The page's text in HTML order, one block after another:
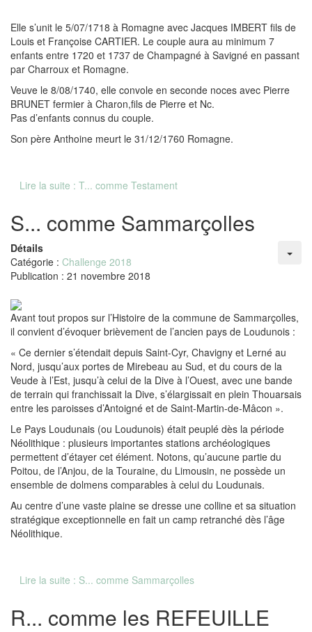
Elle s’unit le 5/07/1718 à Romagne avec Jacques IMBERT fils de
Louis et Françoise CARTIER. Le couple aura au minimum 7
enfants entre 1720 et 1737 de Champagné à Savigné en passant
par Charroux et Romagne.
Veuve le 8/08/1740, elle convole en seconde noces avec Pierre
BRUNET fermier à Charon,fils de Pierre et Nc.
Pas d’enfants connus du couple.
Son père Anthoine meurt le 31/12/1760 Romagne.
Lire la suite : T... comme Testament
S... comme Sammarçolles
Détails
Catégorie : Challenge 2018
Publication : 21 novembre 2018
Avant tout propos sur l’Histoire de la commune de Sammarçolles,
il convient d’évoquer brièvement de l’ancien pays de Loudunois :
« Ce dernier s’étendait depuis Saint-Cyr, Chavigny et Lerné au
Nord, jusqu’aux portes de Mirebeau au Sud, et du cours de la
Veude à l’Est, jusqu’à celui de la Dive à l’Ouest, avec une bande
de terrain qui franchissait la Dive, s’élargissait en plein Thouarsais
entre les paroisses d’Antoigné et de Saint-Martin-de-Mâcon ».
Le Pays Loudunais (ou Loudunois) était peuplé dès la période
Néolithique : plusieurs importantes stations archéologiques
permettent d’étayer cet élément. Notons, qu’aucune partie du
Poitou, de l’Anjou, de la Touraine, du Limousin, ne possède un
ensemble de dolmens comparables à celui du Loudunais.
Au centre d’une vaste plaine se dresse une colline et sa situation
stratégique exceptionnelle en fait un camp retranché dès l’âge
Néolithique.
Lire la suite : S... comme Sammarçolles
R... comme les REFEUILLE